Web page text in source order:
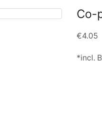
Co-
€4.05
*incl.